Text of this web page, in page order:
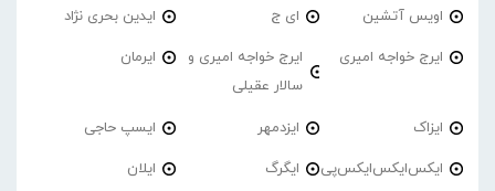
اویس آتشین ای ج ایدین بحری نژاد
ایرج خواجه امیری
ایرج خواجه امیری و
سالار عقیلی
ایرمان
ایزاک ایزدمهر ایسپ حاجی
ایکس‌ایکس‌ایکس‌پی ایگرگ ایلان